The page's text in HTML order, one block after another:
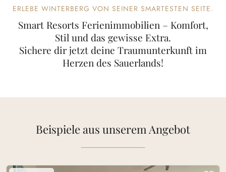
ERLEBE WINTERBERG VON SEINER SMARTESTEN SEITE.
Smart Resorts Ferienimmobilien – Komfort,
Stil und das gewisse Extra.
Sichere dir jetzt deine Traumunterkunft im
Herzen des Sauerlands!
Beispiele aus unserem Angebot